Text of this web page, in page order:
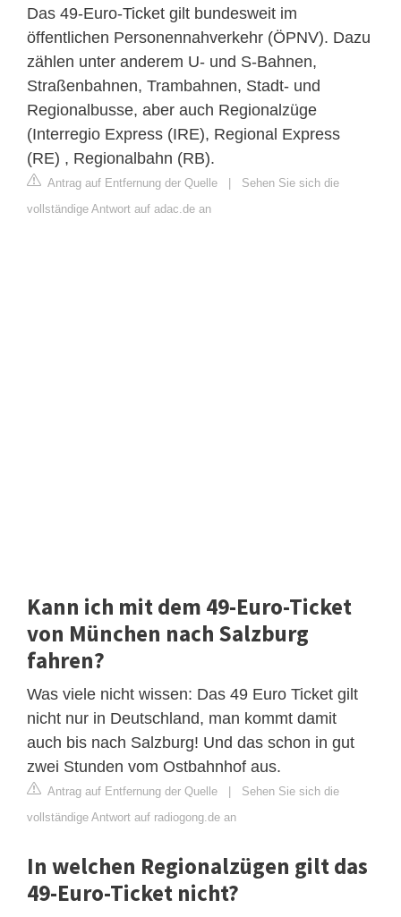
Das 49-Euro-Ticket gilt bundesweit im
öffentlichen Personennahverkehr (ÖPNV). Dazu
zählen unter anderem U- und S-Bahnen,
Straßenbahnen, Trambahnen, Stadt- und
Regionalbusse, aber auch Regionalzüge
(Interregio Express (IRE), Regional Express
(RE) , Regionalbahn (RB).
Antrag auf Entfernung der Quelle
Sehen Sie sich die
vollständige Antwort auf adac.de an
Kann ich mit dem 49-Euro-Ticket
von München nach Salzburg
fahren?
Was viele nicht wissen: Das 49 Euro Ticket gilt
nicht nur in Deutschland, man kommt damit
auch bis nach Salzburg! Und das schon in gut
zwei Stunden vom Ostbahnhof aus.
Antrag auf Entfernung der Quelle
Sehen Sie sich die
vollständige Antwort auf radiogong.de an
In welchen Regionalzügen gilt das
49-Euro-Ticket nicht?